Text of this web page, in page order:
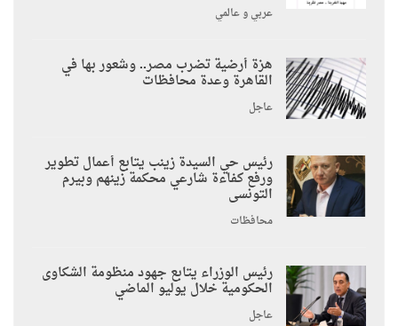
عربي و عالمي
هزة أرضية تضرب مصر.. وشعور بها في
القاهرة وعدة محافظات
عاجل
رئيس حي السيدة زينب يتابع أعمال تطوير
ورفع كفاءة شارعي محكمة زينهم وبيرم
التونسى
محافظات
رئيس الوزراء يتابع جهود منظومة الشكاوى
الحكومية خلال يوليو الماضي
عاجل